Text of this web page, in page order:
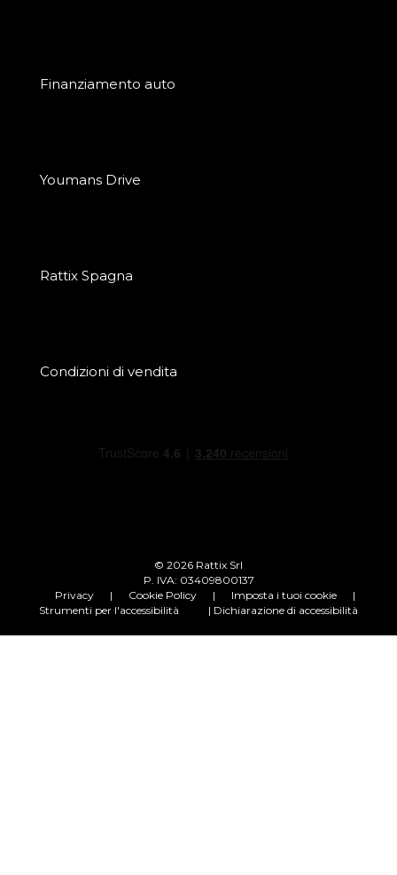
Finanziamento auto
Youmans Drive
Rattix Spagna
Condizioni di vendita
© 2026 Rattix Srl
P. IVA: 03409800137
Privacy
| Cookie Policy | Imposta i tuoi cookie
|
Strumenti per l'accessibilità
| Dichiarazione di accessibilità